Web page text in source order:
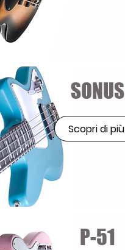
SONUS
Scopri di più
P-51